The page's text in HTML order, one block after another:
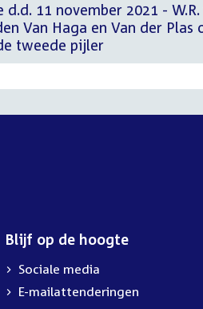
11 november 2021 -
Van Haga en Van der Plas
tweede pijler
Blijf op de hoogte
Sociale media
E-mailattenderingen